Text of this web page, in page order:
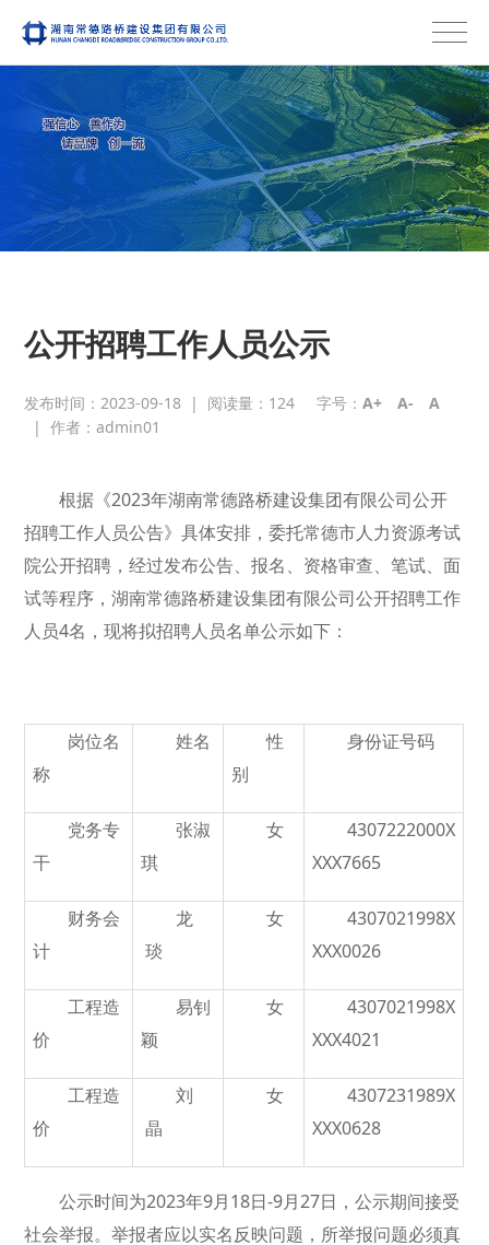
公开招聘工作人员公示
发布时间：2023-09-18 | 阅读量： 124 字号：A+ A-
A
|作者：admin01
根据《2023年湖南常德路桥建设集团有限公司公开
招聘工作人员公告》具体安排，委托常德市人力资源考试
院公开招聘，经过发布公告、报名、资格审查、笔试、面
试等程序，湖南常德路桥建设集团有限公司公开招聘工作
人员4名，现将拟招聘人员名单公示如下：
岗位名
称
姓名
性
别
身份证号码
党务专
干
张淑
琪
女
4307222000X
XXX7665
财务会
计
龙
琰
女
4307021998X
XXX0026
工程造
价
易钊
颖
女
4307021998X
XXX4021
工程造
价
刘
晶
女
4307231989X
XXX0628
公示时间为2023年9月18日-9月27日，公示期间接受
社会举报。举报者应以实名反映问题，所举报问题必须真